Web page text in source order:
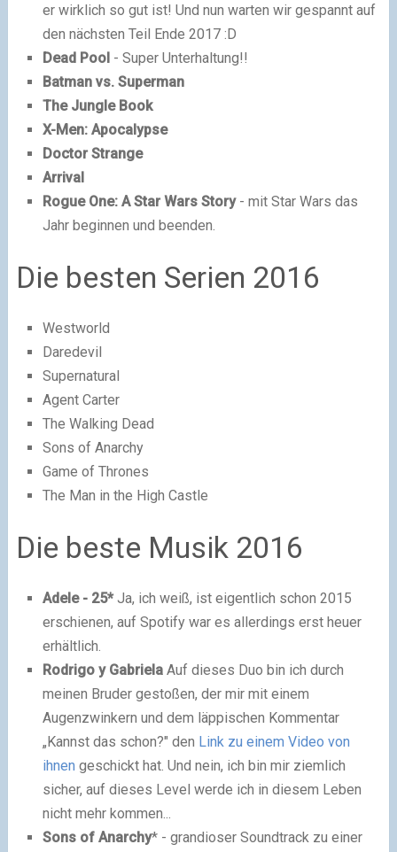
er wirklich so gut ist! Und nun warten wir gespannt auf
den nächsten Teil Ende 2017 :D
Dead Pool- Super Unterhaltung!!
Batman vs. Superman
The Jungle Book
X-Men: Apocalypse
Doctor Strange
Arrival
Rogue One: A Star Wars Story- mit Star Wars das
Jahr beginnen und beenden.
Die besten Serien 2016
Westworld
Daredevil
Supernatural
Agent Carter
The Walking Dead
Sons of Anarchy
Game of Thrones
The Man in the High Castle
Die beste Musik 2016
Adele - 25*Ja, ich weiß, ist eigentlich schon 2015
erschienen, auf Spotify war es allerdings erst heuer
erhältlich.
Rodrigo y GabrielaAuf dieses Duo bin ich durch
meinen Bruder gestoßen, der mir mit einem
Augenzwinkern und dem läppischen Kommentar
„Kannst das schon?" den Link zu einem Video von
ihnen geschickt hat. Und nein, ich bin mir ziemlich
sicher, auf dieses Level werde ich in diesem Leben
nicht mehr kommen...
Sons of Anarchy* - grandioser Soundtrack zu einer